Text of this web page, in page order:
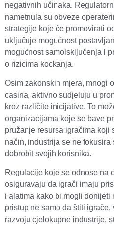
negativnih učinaka.
nametnula su obveze
strategije koje će promovirati
uključuje mogućnost
mogućnost samoisključenja i
o rizicima kockanja.
Osim zakonskih mjera, mnogi
casina, aktivno sudjeluju u
kroz različite inicijative. To
organizacijama koje se bave
pružanje resursa igračima koji
način, industrija se ne fokusira
dobrobit svojih korisnika.
Regulacije koje se odnose na
osiguravaju da igrači imaju
i alatima kako bi mogli donijeti
pristup ne samo da štiti
razvoju cjelokupne industrije,